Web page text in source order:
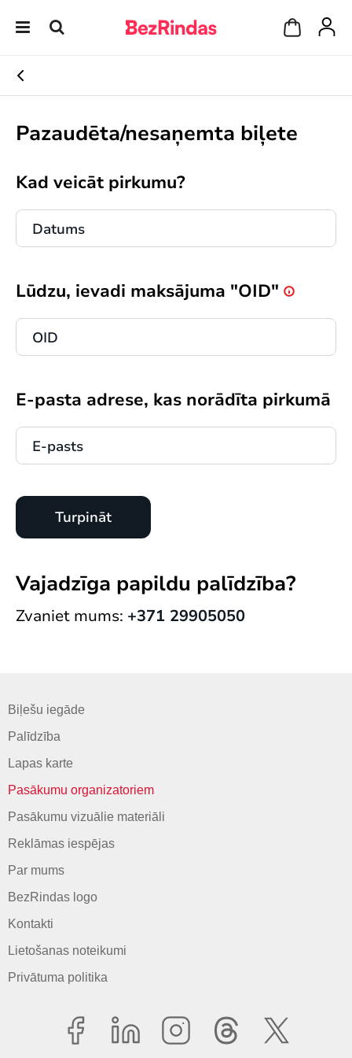
Pazaudēta/nesaņemta biļete
Kad veicāt pirkumu?
Lūdzu, ievadi maksājuma "OID"
E-pasta adrese, kas norādīta pirkumā
Vajadzīga papildu palīdzība?
Zvaniet mums: +371 29905050
Biļešu iegāde
Palīdzība
Lapas karte
Pasākumu organizatoriem
Pasākumu vizuālie materiāli
Reklāmas iespējas
Par mums
BezRindas logo
Kontakti
Lietošanas noteikumi
Privātuma politika